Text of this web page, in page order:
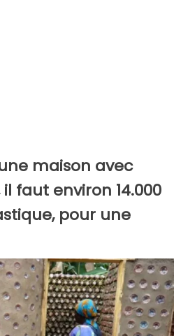
maison avec
faut environ 14.000
pour une